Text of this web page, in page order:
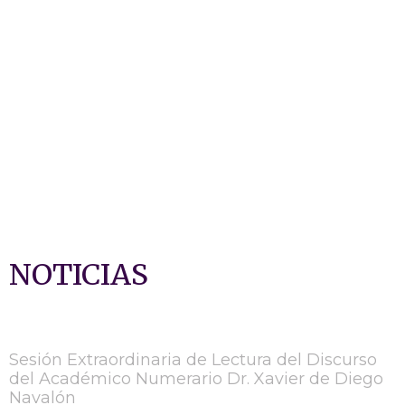
NOTICIAS
Sesión Extraordinaria de Lectura del Discurso
del Académico Numerario Dr. Xavier de Diego
Navalón